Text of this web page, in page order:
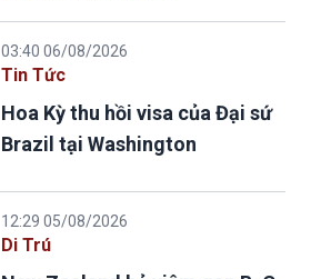
03:40 06/08/2026
Tin Tức
Hoa Kỳ thu hồi visa của Đại sứ
Brazil tại Washington
12:29 05/08/2026
Di Trú